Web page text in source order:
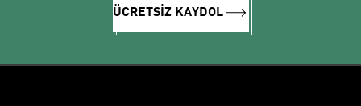
ÜCRETSİZ KAYDOL